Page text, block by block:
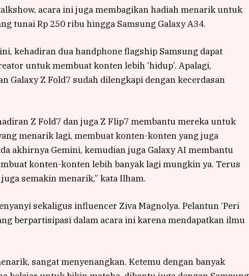
acara ini juga membagikan hadiah menarik untuk
tunai Rp 250 ribu hingga Samsung Galaxy A34.
kehadiran dua handphone flagship Samsung dapat
untuk membuat konten lebih ‘hidup’. Apalagi,
Galaxy Z Fold7 sudah dilengkapi dengan kecerdasan
Z Fold7 dan juga Z Flip7 membantu mereka untuk
menarik lagi, membuat konten-konten yang juga
akhirnya Gemini, kemudian juga Galaxy AI membantu
konten-konten lebih banyak lagi mungkin ya. Terus
semakin menarik,” kata Ilham.
sekaligus influencer Ziva Magnolya. Pelantun ‘Peri
berpartisipasi dalam acara ini karena mendapatkan ilmu
sangat menyenangkan. Ketemu dengan banyak